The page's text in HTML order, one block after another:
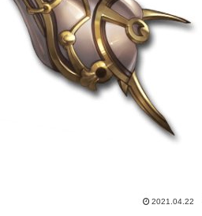
2021.04.22